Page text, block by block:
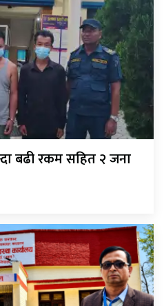
बढी रकम सहित २ जना